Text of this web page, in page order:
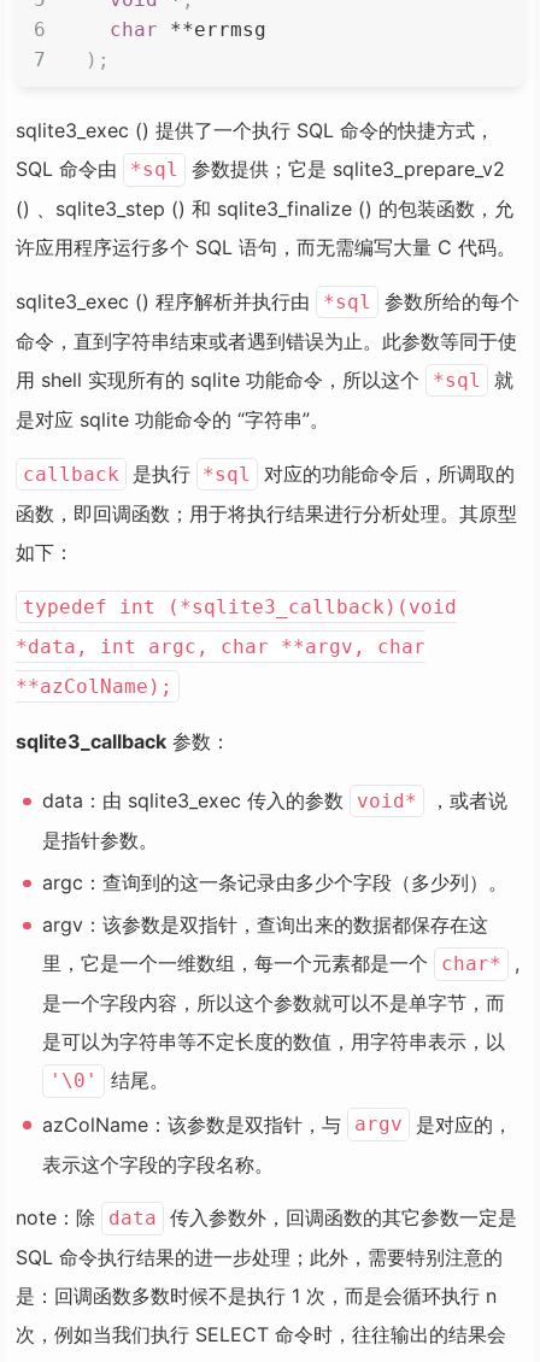
char
**
) ;
sqlite3_exec () 提供了一个执行 SQL 命令的快捷方式，
SQL 命令由
*sql
参数提供；它是 sqlite3_prepare_v2
() 、sqlite3_step () 和 sqlite3_finalize () 的包装函数，允
许应用程序运行多个 SQL 语句，而无需编写大量 C 代码。
sqlite3_exec () 程序解析并执行由 *sql
参数所给的每个
命令，直到字符串结束或者遇到错误为止。此参数等同于使
用 shell 实现所有的 sqlite 功能命令，所以这个
*sql
就
是对应 sqlite 功能命令的 “字符串”。
callback 是执行 *sql
对应的功能命令后，所调取的
函数，即回调函数；用于将执行结果进行分析处理。其原型
如下：
typedef int (*sqlite3_callback)(void
*data, int argc, char **argv, char
**azColName);
sqlite3_callback 参数：
data：由 sqlite3_exec 传入的参数 void*
，或者说
是指针参数。
argc：查询到的这一条记录由多少个字段（多少列）。
argv：该参数是双指针，查询出来的数据都保存在这
里，它是一个一维数组，每一个元素都是一个
char*
,
是一个字段内容，所以这个参数就可以不是单字节，而
是可以为字符串等不定长度的数值，用字符串表示，以
'\0'
结尾。
azColName：该参数是双指针，与
argv
是对应的，
表示这个字段的字段名称。
note：除 data
传入参数外，回调函数的其它参数一定是
SQL 命令执行结果的进一步处理；此外，需要特别注意的
是：回调函数多数时候不是执行 1 次，而是会循环执行 n
次，例如当我们执行 SELECT 命令时，往往输出的结果会